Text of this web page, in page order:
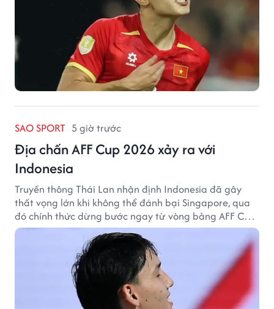
SAO SPORT 5 giờ trước
Địa chấn AFF Cup 2026 xảy ra với
Indonesia
Truyền thông Thái Lan nhận định Indonesia đã gây
thất vọng lớn khi không thể đánh bại Singapore, qua
đó chính thức dừng bước ngay từ vòng bảng AFF Cup
2026.